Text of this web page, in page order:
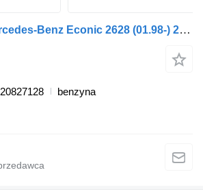
Boczna szyba Mercedes-Benz Econic 2628 (01.98-) 20503160 do ciągnika siodłowego Mercedes-Benz Econic (1998-2014)
benzyna